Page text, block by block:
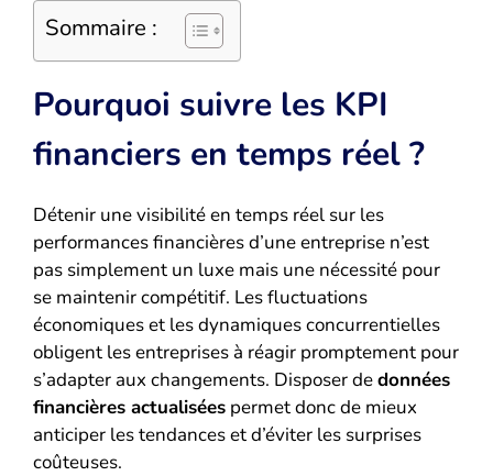
Sommaire :
Pourquoi suivre les KPI
financiers en temps réel ?
Détenir une visibilité en temps réel sur les
performances financières d’une entreprise n’est
pas simplement un luxe mais une nécessité pour
se maintenir compétitif. Les fluctuations
économiques et les dynamiques concurrentielles
obligent les entreprises à réagir promptement pour
s’adapter aux changements. Disposer dedonnées
financières actualisées permet donc de mieux
anticiper les tendances et d’éviter les surprises
coûteuses.